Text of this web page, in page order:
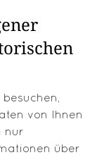
von Ihnen
nur
über